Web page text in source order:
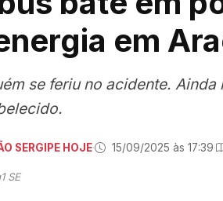
em
se feriu no acidente.
SERGIPE HOJE· 15/09/2025 às 17:39·
SE